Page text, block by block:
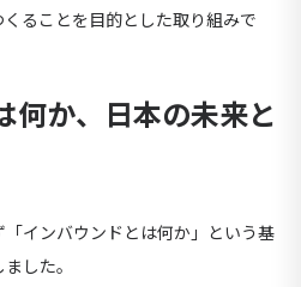
ることを目的とした取り組みで
何か、日本の未来と
インバウンドとは何か」という基
した。